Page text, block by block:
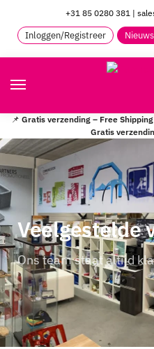
+31 85 0280 381 |
Inloggen/Registreer
📌 Gratis verzending – Free
Gratis
Veelgestelde
Ons team staat altijd